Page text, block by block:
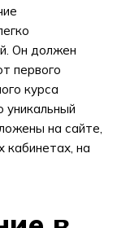
Он должен
первого
курса
уникальный
на сайте,
кабинетах, на